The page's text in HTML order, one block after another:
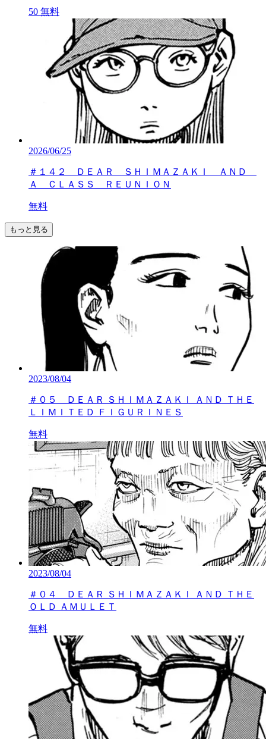
50 無料
2026/06/25
＃１４２ ＤＥＡＲ ＳＨＩＭＡＺＡＫＩ ＡＮＤ
Ａ ＣＬＡＳＳ ＲＥＵＮＩＯＮ
無料
もっと見る
2023/08/04
＃０５ ＤＥＡＲ ＳＨＩＭＡＺＡＫＩ ＡＮＤ ＴＨＥ
ＬＩＭＩＴＥＤ ＦＩＧＵＲＩＮＥＳ
無料
2023/08/04
＃０４ ＤＥＡＲ ＳＨＩＭＡＺＡＫＩ ＡＮＤ ＴＨＥ
ＯＬＤ ＡＭＵＬＥＴ
無料